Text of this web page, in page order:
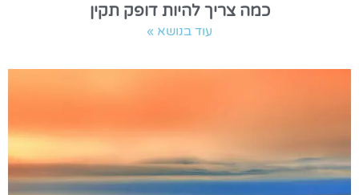
כמה צריך להיות דופק תקין
עוד בנושא »